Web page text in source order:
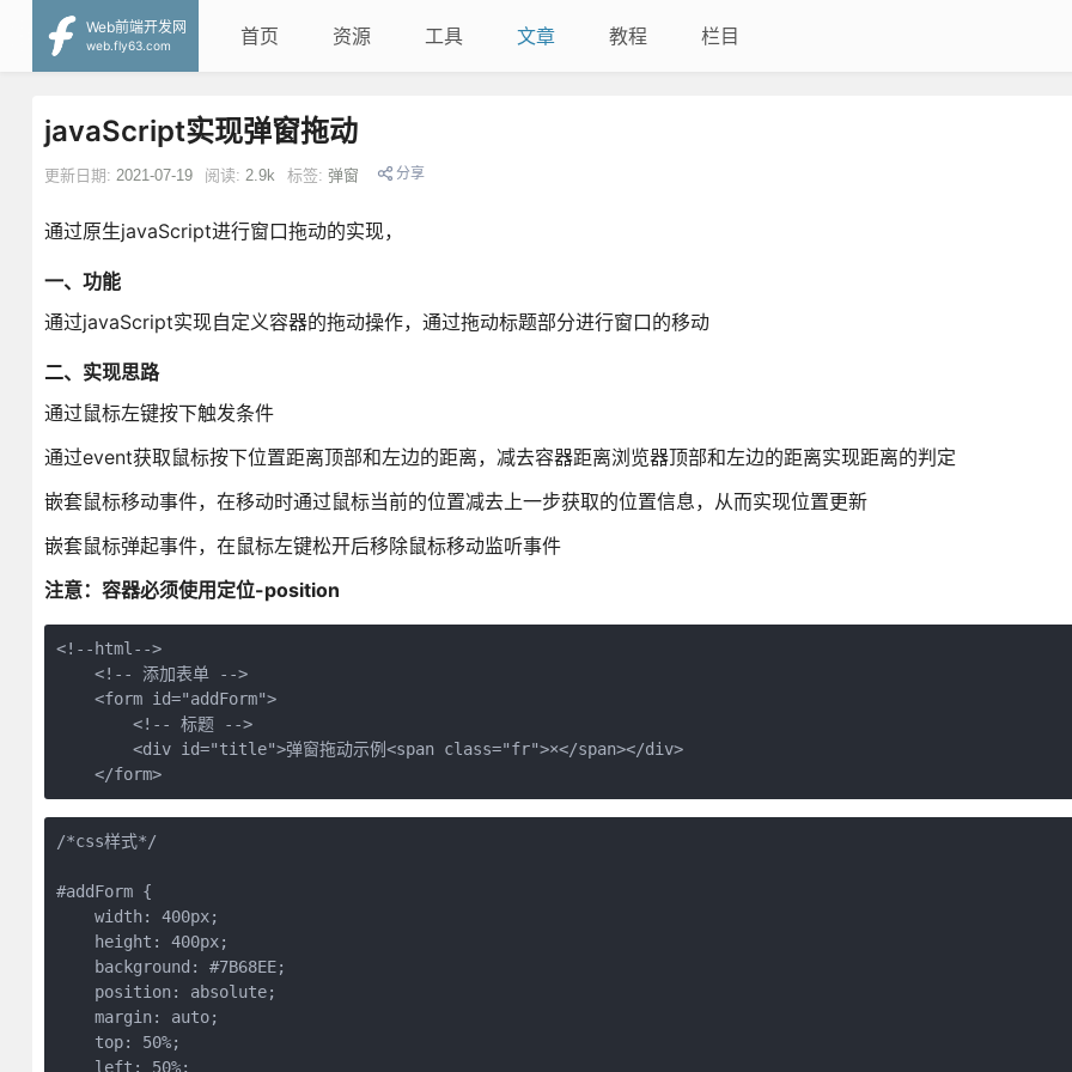
Web前端开发网
web.fly63.com
首页 资源 工具 文章 教程 栏目
javaScript实现弹窗拖动
更新日期: 2021-07-19 阅读: 2.9k 标签: 弹窗 分享
通过原生javaScript进行窗口拖动的实现，
一、功能
通过javaScript实现自定义容器的拖动操作，通过拖动标题部分进行窗口的移动
二、实现思路
通过鼠标左键按下触发条件
通过event获取鼠标按下位置距离顶部和左边的距离，减去容器距离浏览器顶部和左边的距离实现距离的判定
嵌套鼠标移动事件，在移动时通过鼠标当前的位置减去上一步获取的位置信息，从而实现位置更新
嵌套鼠标弹起事件，在鼠标左键松开后移除鼠标移动监听事件
注意：容器必须使用定位-position
<!--html-->
    <!-- 添加表单 -->
    <form id="addForm">
        <!-- 标题 -->
        <div id="title">弹窗拖动示例<span class="fr">×</span></div>
    </form>
/*css样式*/
#addForm {
    width: 400px;
    height: 400px;
    background: #7B68EE;
    position: absolute;
    margin: auto;
    top: 50%;
    left: 50%;